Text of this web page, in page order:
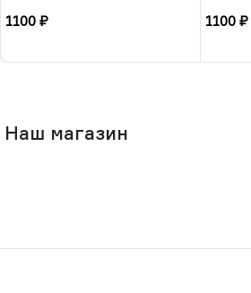
1100 ₽
1100 ₽
Наш магазин